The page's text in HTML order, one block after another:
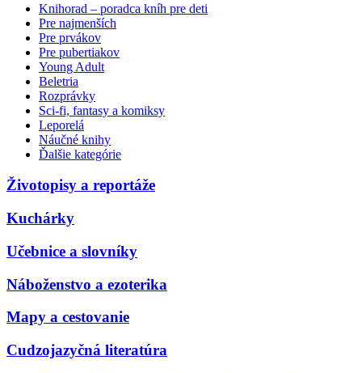
Knihorad – poradca kníh pre deti
Pre najmenších
Pre prvákov
Pre pubertiakov
Young Adult
Beletria
Rozprávky
Sci-fi, fantasy a komiksy
Leporelá
Náučné knihy
Ďalšie kategórie
Životopisy a reportáže
Kuchárky
Učebnice a slovníky
Náboženstvo a ezoterika
Mapy a cestovanie
Cudzojazyčná literatúra